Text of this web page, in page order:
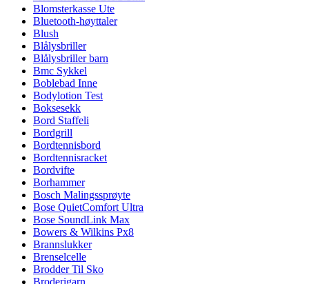
Blomsterkasse Ute
Bluetooth-høyttaler
Blush
Blålysbriller
Blålysbriller barn
Bmc Sykkel
Boblebad Inne
Bodylotion Test
Boksesekk
Bord Staffeli
Bordgrill
Bordtennisbord
Bordtennisracket
Bordvifte
Borhammer
Bosch Malingssprøyte
Bose QuietComfort Ultra
Bose SoundLink Max
Bowers & Wilkins Px8
Brannslukker
Brenselcelle
Brodder Til Sko
Broderigarn